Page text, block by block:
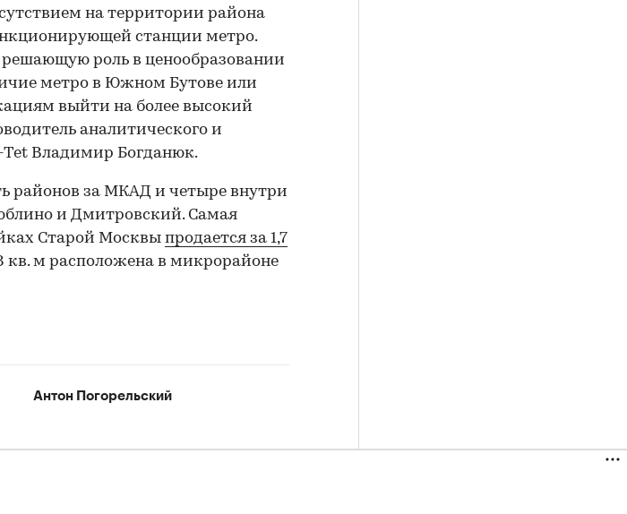
на территории района
станции метро.
решающую роль в ценообразовании
метро в Южном Бутове или
выйти на более высокий
аналитического и
Tet Владимир Богданюк.
районов за МКАД и четыре внутри
и Дмитровский. Самая
Старой Москвы продается за 1,7
кв. м расположена в микрорайоне
Антон Погорельский